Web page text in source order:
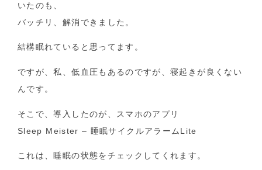
いたのも、
バッチリ、解消できました。
結構眠れていると思ってます。
ですが、私、低血圧もあるのですが、寝起きが良くない
んです。
そこで、導入したのが、スマホのアプリ
Sleep Meister – 睡眠サイクルアラームLite
これは、睡眠の状態をチェックしてくれます。